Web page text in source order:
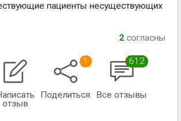
пациенты несуществующих
2 согласны
отзыв
1
Поделиться
612
Все отзывы